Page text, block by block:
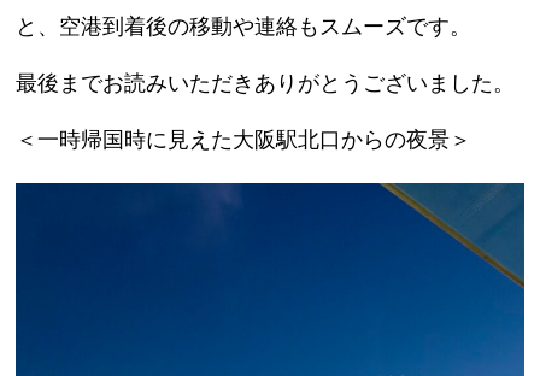
と、空港到着後の移動や連絡もスムーズです。
最後までお読みいただきありがとうございました。
＜一時帰国時に見えた大阪駅北口からの夜景＞